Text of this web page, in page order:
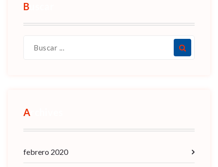
febrero 2020